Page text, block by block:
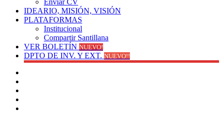
Enviar CV
IDEARIO, MISIÓN, VISIÓN
PLATAFORMAS
Institucional
Compartir Santillana
VER BOLETÍN NUEVO!
DPTO DE INV. Y EXT. NUEVO!!